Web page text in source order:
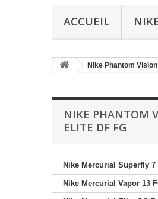
ACCUEIL
Nike Phantom
NIKE PHANTOM
ELITE DF FG
Nike Mercurial Superfly 7
Nike Mercurial Vapor 13